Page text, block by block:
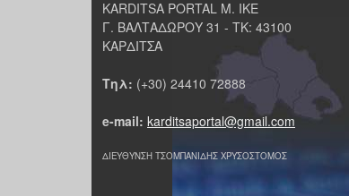
KARDITSA PORTAL Μ. ΙΚΕ
Γ. ΒΑΛΤΑΔΩΡΟΥ 31 - ΤΚ: 43100
ΚΑΡΔΙΤΣΑ
Τηλ: (+30) 24410 72888
e-mail: karditsaportal@gmail.com
ΔΙΕΥΘΥΝΣΗ ΤΣΟΜΠΑΝΙΔΗΣ ΧΡΥΣΟΣΤΟΜΟΣ